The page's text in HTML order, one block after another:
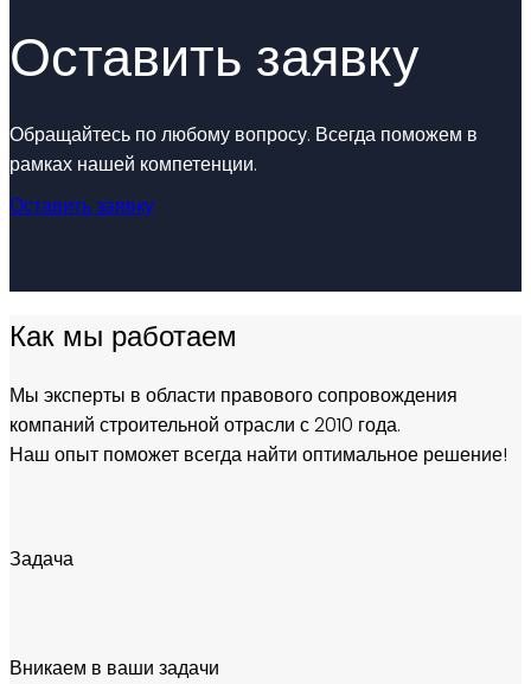
Оставить заявку
Обращайтесь по любому вопросу. Всегда поможем в
рамках нашей компетенции.
Оставить заявку
Как мы работаем
Мы эксперты в области правового сопровождения
компаний строительной отрасли с 2010 года.
Наш опыт поможет всегда найти оптимальное решение!
Задача
Вникаем в ваши задачи